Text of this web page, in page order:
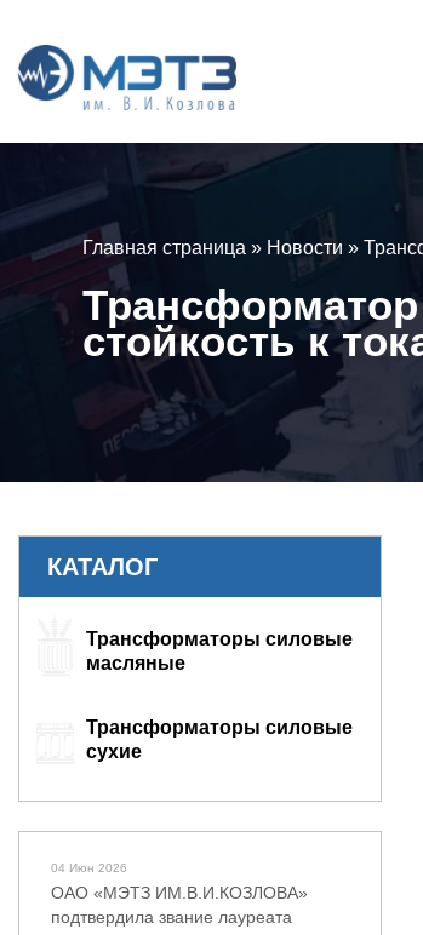
Главная страница » Новости »
стойкость к
КАТАЛОГ
Трансформаторы силовые
масляные
Трансформаторы силовые
сухие
04 Июн 2026
ОАО «МЭТЗ ИМ.В.И.КОЗЛОВА»
подтвердила звание лауреата